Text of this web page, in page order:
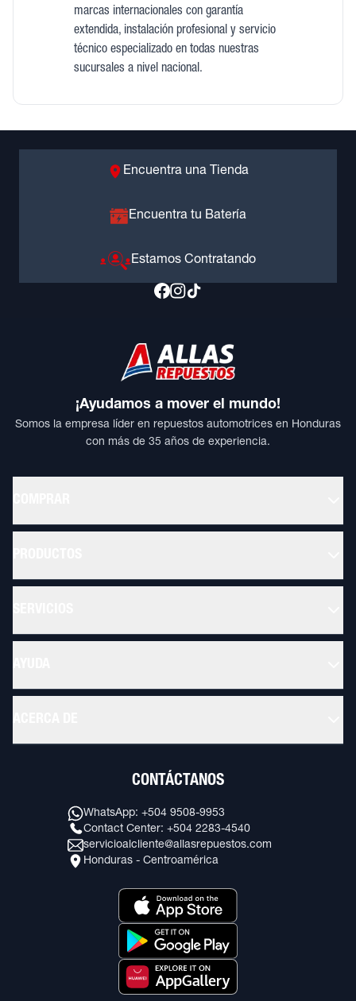
marcas internacionales con garantía
extendida, instalación profesional y servicio
técnico especializado en todas nuestras
sucursales a nivel nacional.
Encuentra una Tienda
Encuentra tu Batería
Estamos Contratando
¡Ayudamos a mover el mundo!
Somos la empresa líder en repuestos automotrices en Honduras
con más de 35 años de experiencia.
CONTÁCTANOS
WhatsApp: +504 9508-9953
Contact Center: +504 2283-4540
servicioalcliente@allasrepuestos.com
Honduras - Centroamérica